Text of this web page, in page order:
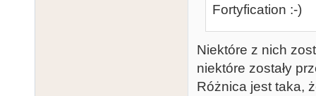
Fortyfication :-)
Niektóre z nich
niektóre zostały
Różnica jest taka,